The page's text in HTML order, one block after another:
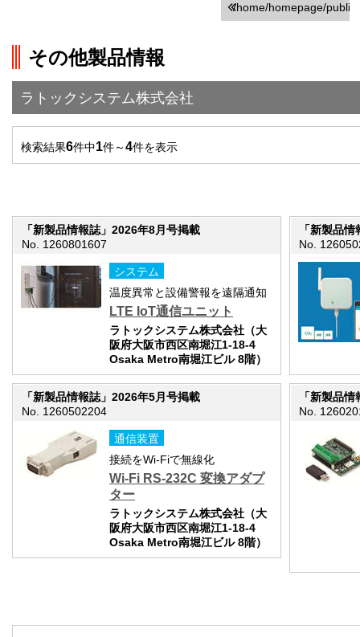
/home/homepage/
その他製品情報
ラトックシステム株式会社
検索結果6件中1件～4件を表示
「新製品情報誌」2026年8月号掲載
No. 1260801607
システム
温度異常と設備警報を遠隔通知
LTE IoT通信ユニット
ラトックシステム株式会社（大
阪府大阪市西区南堀江1-18-4
Osaka Metro南堀江ビル 8階）
「新製品
No.
「新製品情報誌」2026年5月号掲載
No. 1260502204
通信装置
接続をWi-Fiで無線化
Wi-Fi RS-232C 変換アダプ
ター
ラトックシステム株式会社（大
阪府大阪市西区南堀江1-18-4
Osaka Metro南堀江ビル 8階）
「新製品
No.